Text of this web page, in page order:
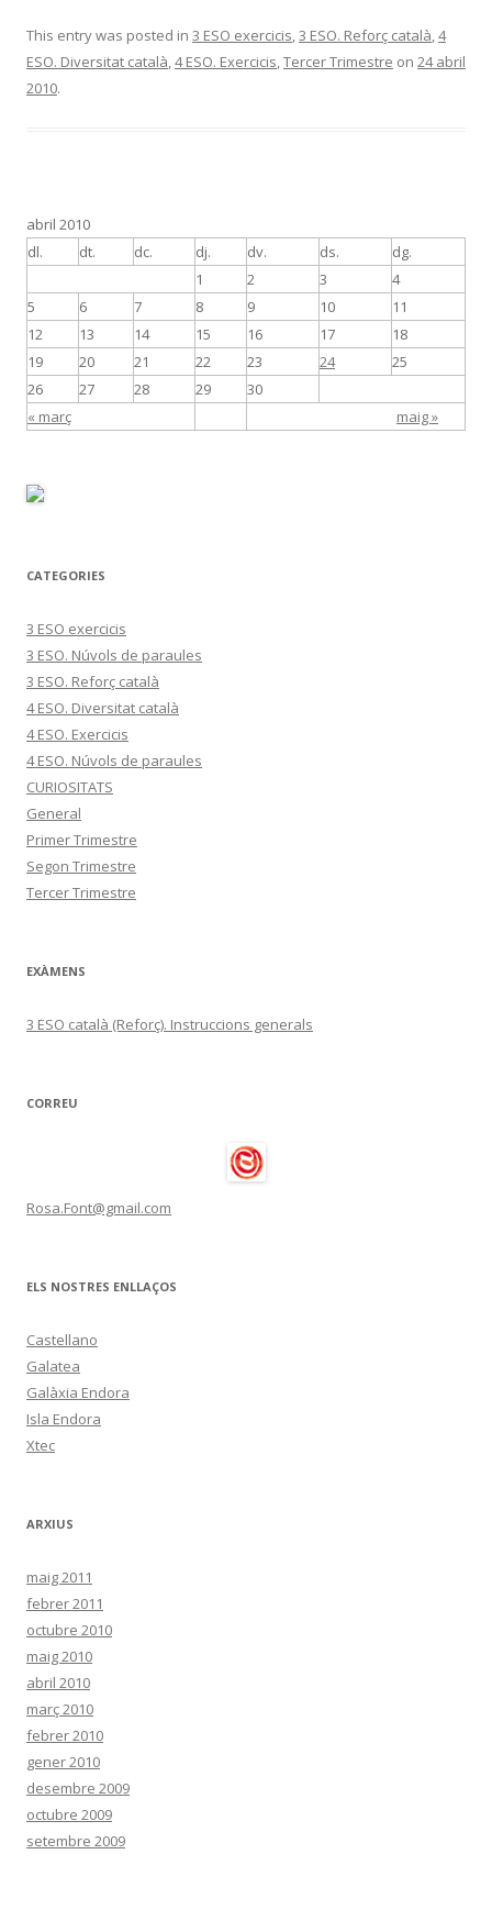
This entry was posted in 3 ESO exercicis,3 ESO. Reforç català,4
ESO. Diversitat català,4 ESO. Exercicis,Tercer Trimestre on 24 abril
2010.
abril 2010
dl.
dt. dc. dj. dv. ds. dg.
« març maig »
1 2 3
4
5
6 7 8 9 10
11
12
13 14 15 16 17
18
19
20 21 22 23 24
25
26
27 28 29 30
CATEGORIES
3 ESO exercicis
3 ESO. Núvols de paraules
3 ESO. Reforç català
4 ESO. Diversitat català
4 ESO. Exercicis
4 ESO. Núvols de paraules
CURIOSITATS
General
Primer Trimestre
Segon Trimestre
Tercer Trimestre
EXÀMENS
3 ESO català (Reforç). Instruccions generals
CORREU
Rosa.Font@gmail.com
ELS NOSTRES ENLLAÇOS
Castellano
Galatea
Galàxia Endora
Isla Endora
Xtec
ARXIUS
maig 2011
febrer 2011
octubre 2010
maig 2010
abril 2010
març 2010
febrer 2010
gener 2010
desembre 2009
octubre 2009
setembre 2009